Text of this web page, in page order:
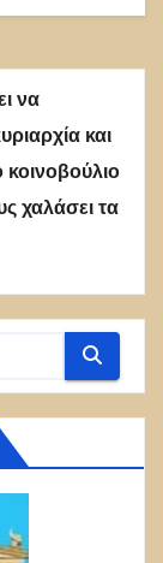
να
και
κοινοβούλιο
χαλάσει τα